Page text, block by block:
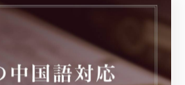
よる不法就労助長罪は成立のハ
名義人が関与すると退去強制の
で弁護士が詳細な関与状況を捜
が実質的に経営に関わっていな